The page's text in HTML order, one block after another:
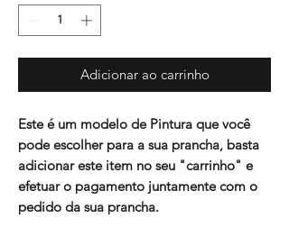
Adicionar ao carrinho
Este é um modelo de Pintura que você
pode escolher para a sua prancha, basta
adicionar este item no seu "carrinho" e
efetuar o pagamento juntamente com o
pedido da sua prancha.